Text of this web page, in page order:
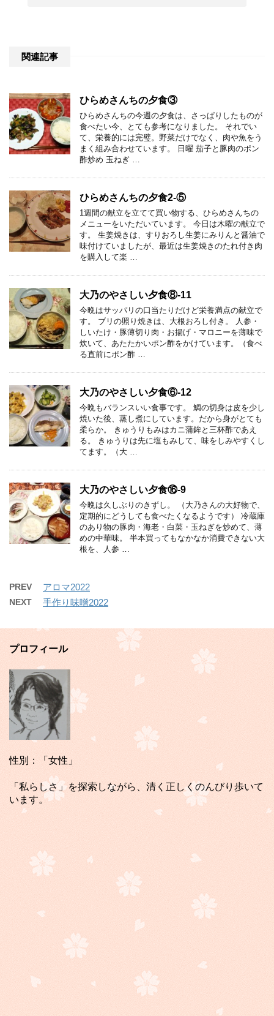
関連記事
ひらめさんちの夕食③
ひらめさんちの今週の夕食は、さっぱりしたものが
食べたい今、とても参考になりました。 それでい
て、栄養的には完璧。野菜だけでなく、肉や魚をう
まく組み合わせています。 日曜 茄子と豚肉のポン
酢炒め 玉ねぎ …
ひらめさんちの夕食2-⑤
1週間の献立を立てて買い物する、ひらめさんちの
メニューをいただいています。 今日は木曜の献立で
す。 生姜焼きは、すりおろし生姜にみりんと醤油で
味付けていましたが、最近は生姜焼きのたれ付き肉
を購入して楽 …
大乃のやさしい夕食⑧-11
今晩はサッパリの口当たりだけど栄養満点の献立で
す。 ブリの照り焼きは、大根おろし付き。 人参・
しいたけ・豚薄切り肉・お揚げ・マロニーを薄味で
炊いて、あたたかいポン酢をかけています。（食べ
る直前にポン酢 …
大乃のやさしい夕食⑥-12
今晩もバランスいい食事です。 鯛の切身は皮を少し
焼いた後、蒸し煮にしています。だから身がとても
柔らか。 きゅうりもみはカニ蒲鉾と三杯酢であえ
る。 きゅうりは先に塩もみして、味をしみやすくし
てます。（大 …
大乃のやさしい夕食⑯-9
今晩は久しぶりのきずし。 （大乃さんの大好物で、
定期的にどうしても食べたくなるようです） 冷蔵庫
のあり物の豚肉・海老・白菜・玉ねぎを炒めて、薄
めの中華味。 半本買ってもなかなか消費できない大
根を、人参 …
PREV アロマ2022
NEXT 手作り味噌2022
プロフィール
性別：「女性」
「私らしさ」を探索しながら、清く正しくのんびり歩いて
います。